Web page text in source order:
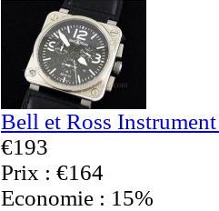
Bell et Ross
€193
Prix : €164
Economie : 15%